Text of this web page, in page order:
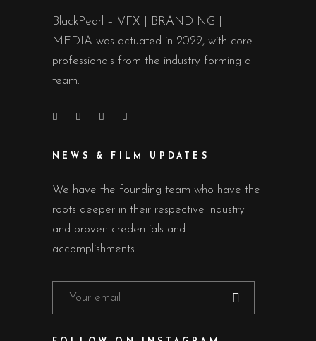
BlackPearl – VFX | BRANDING |
MEDIA was actuated in 2022, with core
professionals from the industry forming a
team.
NEWS & FILM UPDATES
We have the founding team who have the
roots deeper in their respective industry
and proven credentials and
accomplishments.